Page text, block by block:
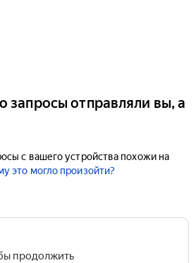
запросы отправляли вы, а
с вашего устройства похожи на
это могло произойти?
продолжить